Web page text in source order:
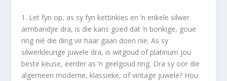
1. Let fyn op, as sy fyn kettinkies en ’n enkele silwer
armbandjie dra, is die kans goed dat ’n bonkige, goue
ring nié die ding vir haar gaan doen nie. As sy
silwerkleurige juwele dra, is witgoud of platinum jou
beste keuse, eerder as ’n geelgoud ring. Dra sy oor die
algemeen moderne, klassieke, of vintage juwele? Hou